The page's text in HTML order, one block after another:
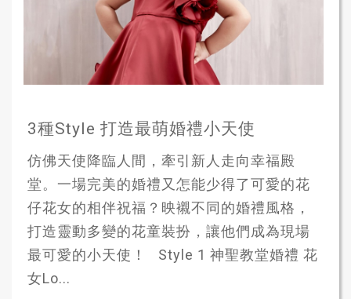
3種Style 打造最萌婚禮小天使
仿佛天使降臨人間，牽引新人走向幸福殿
堂。一場完美的婚禮又怎能少得了可愛的花
仔花女的相伴祝福？映襯不同的婚禮風格，
打造靈動多變的花童裝扮，讓他們成為現場
最可愛的小天使！ Style 1 神聖教堂婚禮 花
女Lo...